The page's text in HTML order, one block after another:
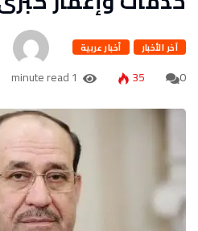
آخر الأخبار أخبار عربية
0
35
1 minute read